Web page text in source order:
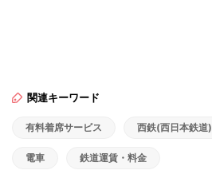
関連キーワード
有料着席サービス 西鉄(西日本鉄道)
電車 鉄道運賃・料金